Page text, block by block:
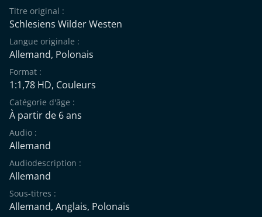
Titre original :
Schlesiens Wilder Westen
Langue originale :
Allemand, Polonais
Format :
1:1,78 HD, Couleurs
Catégorie d'âge :
À partir de 6 ans
Audio :
Allemand
Audiodescription :
Allemand
Sous-titres :
Allemand, Anglais, Polonais